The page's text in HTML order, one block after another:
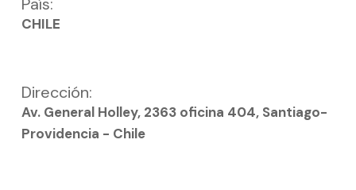
CHILE
Dirección:
Av. General Holley, 2363 oficina 404, Santiago-
Providencia - Chile